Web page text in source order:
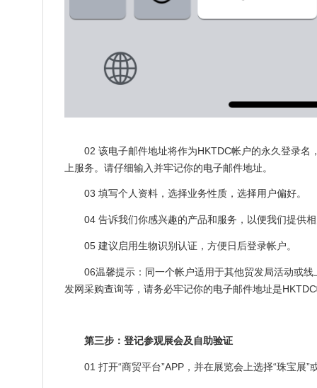
02 该电子邮件地址将作为HKTDC帐户的永久登录
上服务。请仔细输入并牢记你的电子邮件地址。
03 填写个人资料，选择业务性质，选择用户偏好。
04 告诉我们你感兴趣的产品和服务，以便我们提供
05 建议启用生物识别认证，方便日后登录帐户。
06温馨提示：同一个帐户适用于其他贸发局活动或
发网采购查询等，请务必牢记你的电子邮件地址是
第三步：登记参观展会及自助验证
01 打开“商贸平台”APP，并在展览会上选择“珠宝展”